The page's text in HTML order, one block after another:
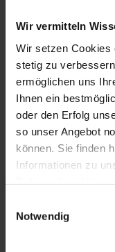
Wir vermitteln
Wir setzen Cookies
stetig zu
ermöglichen uns
Ihnen ein
oder den Erfolg
so unser Angebot
können. Sie finden
Informationen zu
Notwendig
Der Fahrer konnte
Der
Anwälten drei
haben den Fall
Juristerei: die
Um solche Risiken
hinreichend